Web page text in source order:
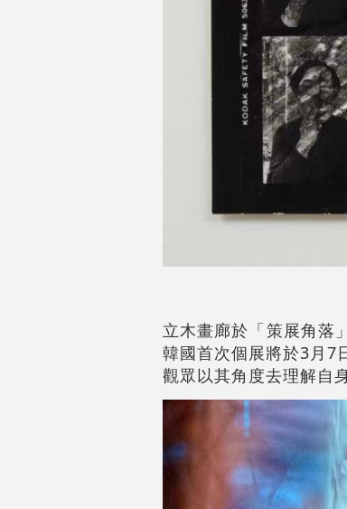
立木畫廊於「策展角落
韓國首次個展將於3月7
觀眾以其角度去理解自